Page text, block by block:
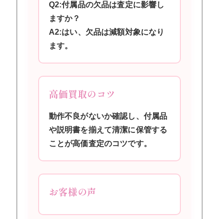
Q2:付属品の欠品は査定に影響し
ますか？
A2:はい、欠品は減額対象になり
ます。
高価買取のコツ
動作不良がないか確認し、付属品
や説明書を揃えて清潔に保管する
ことが高価査定のコツです。
お客様の声